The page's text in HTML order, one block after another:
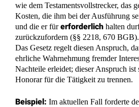
wie dem Testamentsvollstrecker, das
Kosten, die ihm bei der Ausführung
und die er fürerforderlich halten
zurückzufordern (§§ 2218, 670 BGB).
Das Gesetz regelt diesen Anspruch,
ehrliche Wahrnehmung fremder
Nachteile erleidet; dieser Anspruch
Honorar für die Tätigkeit zu trennen.
Beispiel: Im aktuellen Fall forderte